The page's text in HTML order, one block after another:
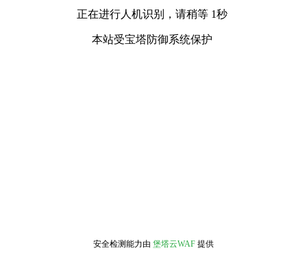
正在进行人机识别，请稍等 1秒
本站受宝塔防御系统保护
安全检测能力由 堡塔云WAF 提供